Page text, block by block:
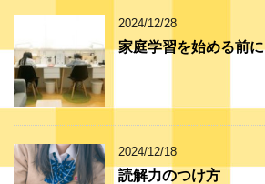
2024/12/28
家庭学習を始める前に
2024/12/18
読解力のつけ方